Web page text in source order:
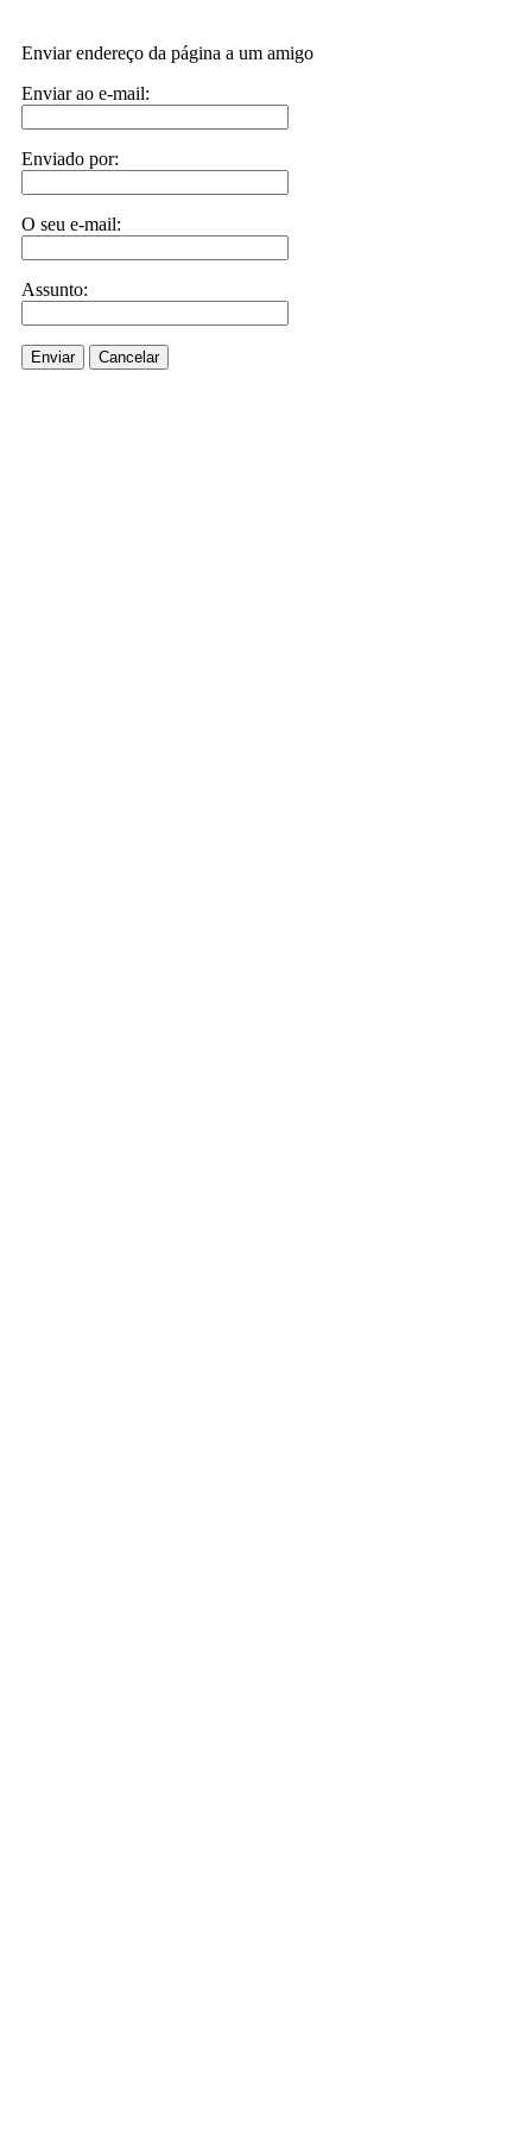
Enviar endereço da página a um amigo
Enviar ao e-mail:
Enviado por:
O seu e-mail:
Assunto:
Enviar Cancelar